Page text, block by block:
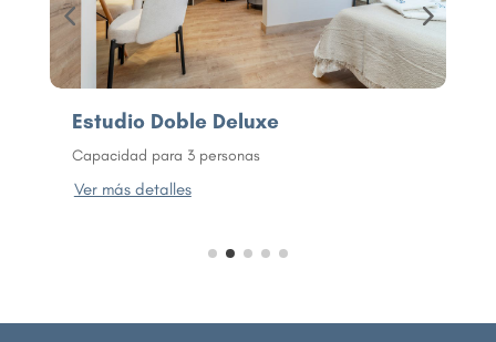
Estudio Doble Deluxe
Capacidad para 3 personas
Ver más detalles